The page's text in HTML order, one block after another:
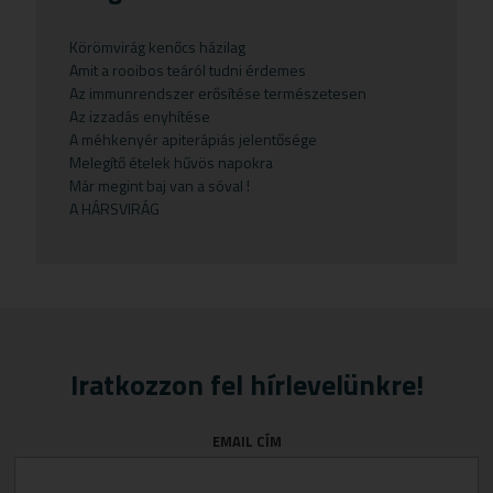
Bébi italok
Bébiételek
Fogkrémek
Gyermekteák
Gyermekvállalás
Gyümölcspüré
Tápszer
Kávé
Növényi magvak
Olajok
Pelyhek
Csonterősítők
Ekcéma
Emésztési panaszok
Erőnlétfokozók
Fejfájás
Felfázás
Idegrendszer
Potencianövelő
Prosztata
Sampon
Szappan
Testápolók
Tusfürdő
Növényi magvak
Palacsintaliszt
Pizza alap
Sörélesztő
Naturstar
VIRDE
Hajvégápolók
Samponok
Lisztek
Növényi magvak
Növényi zsírok
Rizstészták
Szirupok
Üdítők
Körömvirág kenőcs házilag
Amit a rooibos teáról tudni érdemes
Az immunrendszer erősítése természetesen
Az izzadás enyhítése
A méhkenyér apiterápiás jelentősége
Melegítő ételek hűvös napokra
Már megint baj van a sóval !
A HÁRSVIRÁG
Iratkozzon fel hírlevelünkre!
EMAIL CÍM